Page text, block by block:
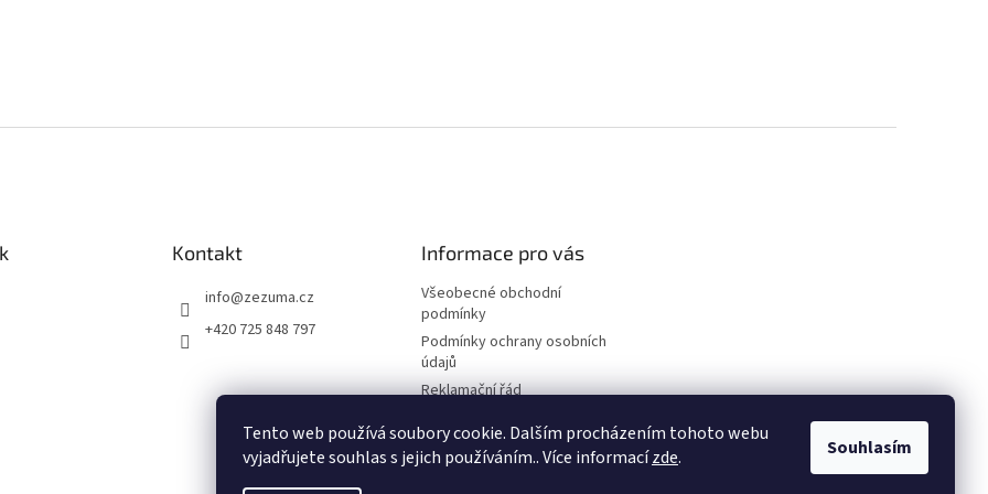
Tento web používá soubory cookie. Dalším procházením tohoto webu
vyjadřujete souhlas s jejich používáním.. Více informacízde. Souhlasím
Kontakt
info@zezuma.cz
+420 725 848 797
Informace pro vás
Všeobecné obchodní
podmínky
Podmínky ochrany osobních
údajů
Reklamační řád
kupní smlouvy
Napište nám